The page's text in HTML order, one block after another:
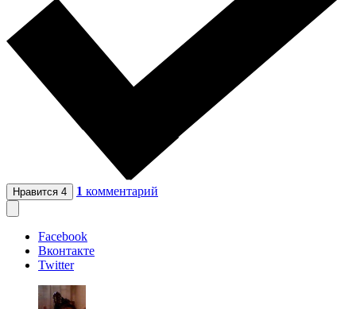
Нравится 4 1 комментарий
Facebook
Вконтакте
Twitter